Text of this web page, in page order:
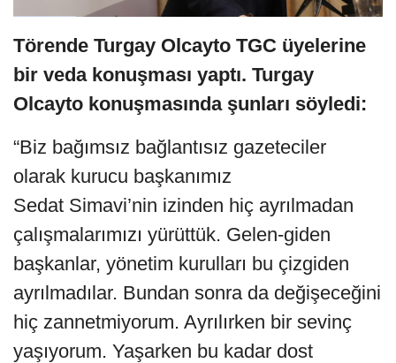
Törende Turgay Olcayto TGC üyelerine
bir veda konuşması yaptı. Turgay
Olcayto konuşmasında şunları söyledi:
“Biz bağımsız bağlantısız gazeteciler
olarak kurucu başkanımız
Sedat Simavi’nin izinden hiç ayrılmadan
çalışmalarımızı yürüttük. Gelen-giden
başkanlar, yönetim kurulları bu çizgiden
ayrılmadılar. Bundan sonra da değişeceğini
hiç zannetmiyorum. Ayrılırken bir sevinç
yaşıyorum. Yaşarken bu kadar dost